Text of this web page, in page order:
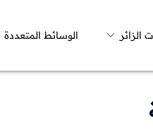
الزائر الوسائط المتعددة